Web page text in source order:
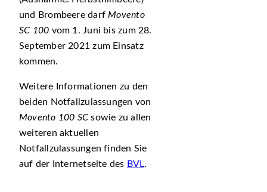
und Brombeere darf Movento
SC 100 vom 1. Juni bis zum 28.
September 2021 zum Einsatz
kommen.
Weitere Informationen zu den
beiden Notfallzulassungen von
Movento 100 SC sowie zu allen
weiteren aktuellen
Notfallzulassungen finden Sie
auf der Internetseite des BVL.